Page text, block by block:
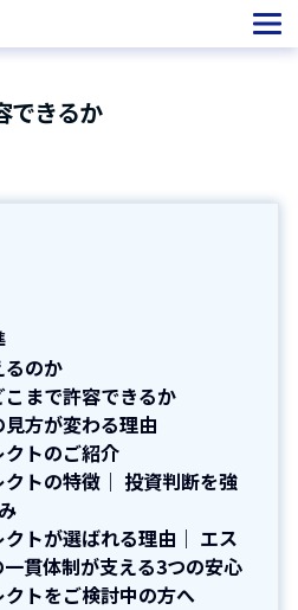
できるか
るのか
まで許容できるか
方が変わる理由
トのご紹介
トの特徴｜ 投資判断を強
トが選ばれる理由｜ エス
貫体制が支える3つの安心
トをご検討中の方へ